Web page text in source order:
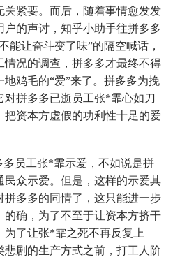
关紧要。而后，随着事情愈发发
的声讨，知乎小助手往拼多多
能让奋斗变了味”的隔空喊话，
况的调查，拼多多才最终不得
鸡毛的“爱”来了。拼多多为挽
对拼多多已逝员工张*霏心如刀
资本方虚假的功利性十足的爱
员工张*霏示爱，不如说是拼
民众示爱。但是，这样的示爱其
拼多多的同情了，这只能进一步
确，为了不至于让资本方挤干
了让张*霏之死不再反复上
剧的生产方式之前，打工人阶